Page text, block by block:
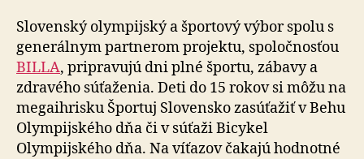
Slovenský olympijský a športový výbor spolu s
generálnym partnerom projektu, spoločnosťou
BILLA, pripravujú dni plné športu, zábavy a
zdravého súťaženia. Deti do 15 rokov si môžu na
megaihrisku Športuj Slovensko zasúťažiť v Behu
Olympijského dňa či v súťaži Bicykel
Olympijského dňa. Na víťazov čakajú hodnotné